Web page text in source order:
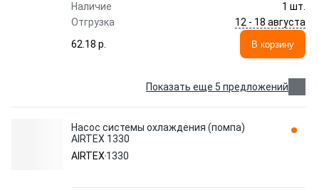
Наличие
1 шт.
Отгрузка
12 - 18 августа
62.18 p.
В корзину
Показать еще 5 предложений
Насос системы охлаждения (помпа)
AIRTEX 1330
AIRTEX 1330